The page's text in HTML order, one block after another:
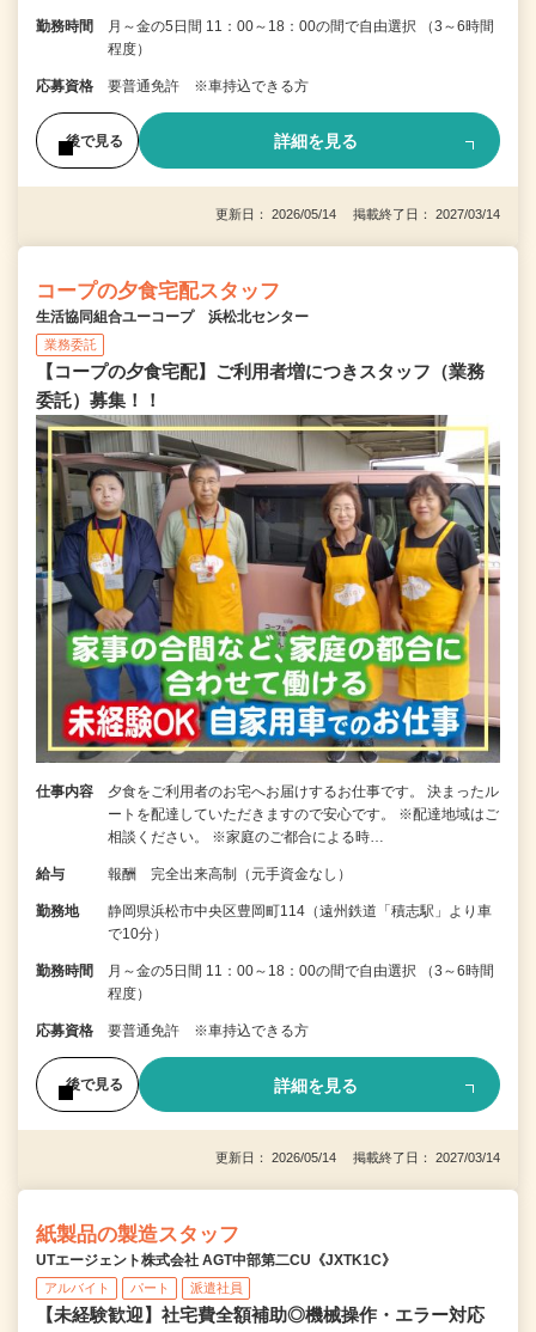
勤務時間
月～金の5日間 11：00～18：00の間で自由選択 （3～6時間
程度）
応募資格 要普通免許 ※車持込できる方
後で見る 詳細を見る
更新日： 2026/05/14 掲載終了日： 2027/03/14
コープの夕食宅配スタッフ
生活協同組合ユーコープ 浜松北センター
業務委託
【コープの夕食宅配】ご利用者増につきスタッフ（業務
委託）募集！！
仕事内容
夕食をご利用者のお宅へお届けするお仕事です。 決まったル
ートを配達していただきますので安心です。 ※配達地域はご
相談ください。 ※家庭のご都合による時…
給与 報酬 完全出来高制（元手資金なし）
勤務地
静岡県浜松市中央区豊岡町114（遠州鉄道「積志駅」より車
で10分）
勤務時間
月～金の5日間 11：00～18：00の間で自由選択 （3～6時間
程度）
応募資格 要普通免許 ※車持込できる方
後で見る 詳細を見る
更新日： 2026/05/14 掲載終了日： 2027/03/14
紙製品の製造スタッフ
UTエージェント株式会社 AGT中部第二CU《JXTK1C》
アルバイト パート 派遣社員
【未経験歓迎】社宅費全額補助◎機械操作・エラー対応